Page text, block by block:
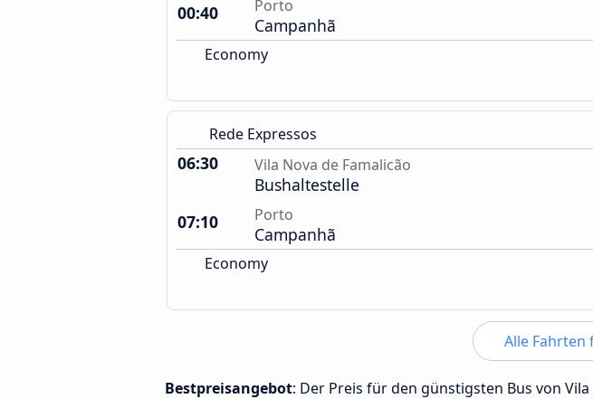
00:40 Porto
Campanhã
Economy
Rede Expressos
06:30 Vila Nova de Famalicão
Bushaltestelle
07:10
Porto
Campanhã
Economy
Alle Fahrten
Bestpreisangebot: Der Preis für den günstigsten Bus von